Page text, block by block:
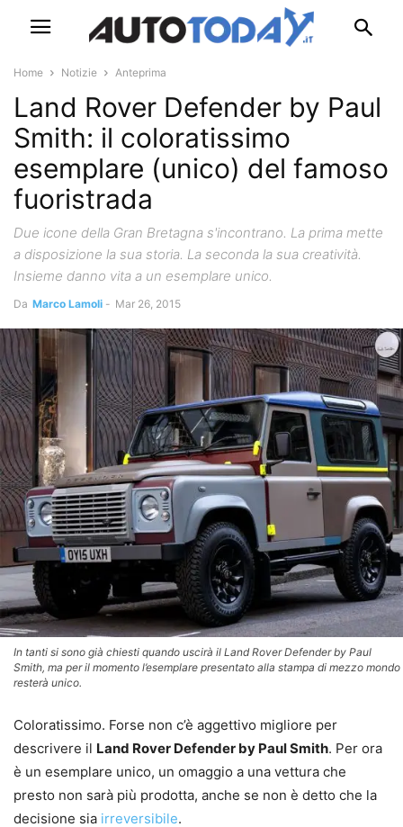
Home Notizie Anteprima
Land Rover Defender by Paul
Smith: il coloratissimo
esemplare (unico) del famoso
fuoristrada
Due icone della Gran Bretagna s'incontrano. La prima mette
a disposizione la sua storia. La seconda la sua creatività.
Insieme danno vita a un esemplare unico.
Da Marco Lamoli - Mar 26, 2015
In tanti si sono già chiesti quando uscirà il Land Rover Defender by Paul
Smith, ma per il momento l’esemplare presentato alla stampa di mezzo mondo
resterà unico.
Coloratissimo. Forse non c’è aggettivo migliore per
descrivere il Land Rover Defender by Paul Smith. Per ora
è un esemplare unico, un omaggio a una vettura che
presto non sarà più prodotta, anche se non è detto che la
decisione sia irreversibile.